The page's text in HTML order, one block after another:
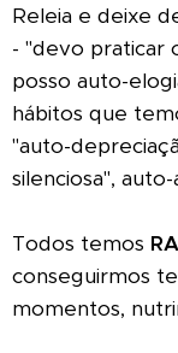
Releia e deixe
- "devo praticar
posso auto-
hábitos que
"auto-
silenciosa",
Todos temos
conseguirmos
momentos,